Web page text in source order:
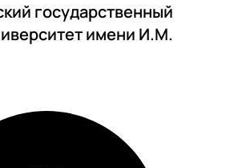
государственный
имени И.М.